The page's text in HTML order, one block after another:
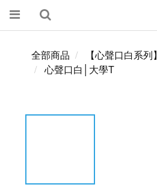
全部商品
【心聲口白系列】
心聲口白│大學T